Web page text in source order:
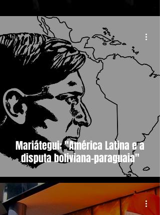
Mariátegui: "América Latina e a
disputa boliviana-paraguaia"